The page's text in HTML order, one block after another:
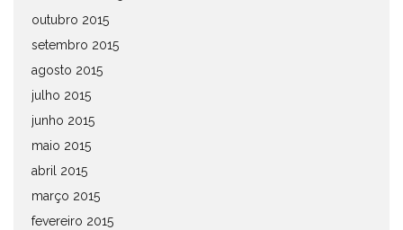
outubro 2015
setembro 2015
agosto 2015
julho 2015
junho 2015
maio 2015
abril 2015
março 2015
fevereiro 2015